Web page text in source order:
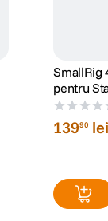
SmallRig
pentru
13990 lei